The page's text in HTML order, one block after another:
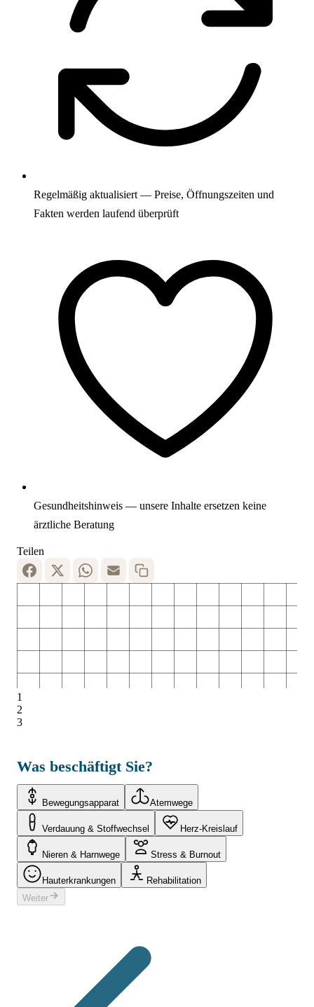
Regelmäßig aktualisiert — Preise, Öffnungszeiten und
Fakten werden laufend überprüft
Gesundheitshinweis — unsere Inhalte ersetzen keine
ärztliche Beratung
Teilen
1
2
3
Was beschäftigt Sie?
Bewegungsapparat Atemwege
Verdauung & Stoffwechsel Herz-Kreislauf
Nieren & Harnwege Stress & Burnout
Hauterkrankungen
Rehabilitation
Weiter